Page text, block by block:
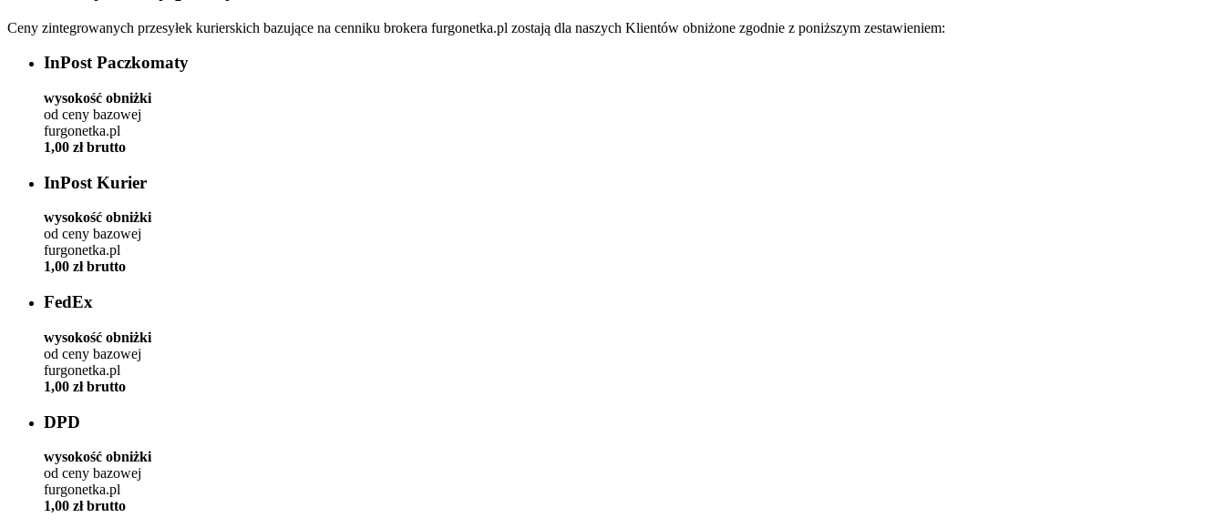
Ceny zintegrowanych przesyłek kurierskich bazujące na cenniku brokera furgonetka.pl zostają dla naszych Klientów obniżone zgodnie z poniższym zestawieniem:
InPost Paczkomaty
wysokość obniżki
od ceny bazowej
furgonetka.pl
1,00 zł brutto
InPost Kurier
wysokość obniżki
od ceny bazowej
furgonetka.pl
1,00 zł brutto
FedEx
wysokość obniżki
od ceny bazowej
furgonetka.pl
1,00 zł brutto
DPD
wysokość obniżki
od ceny bazowej
furgonetka.pl
1,00 zł brutto